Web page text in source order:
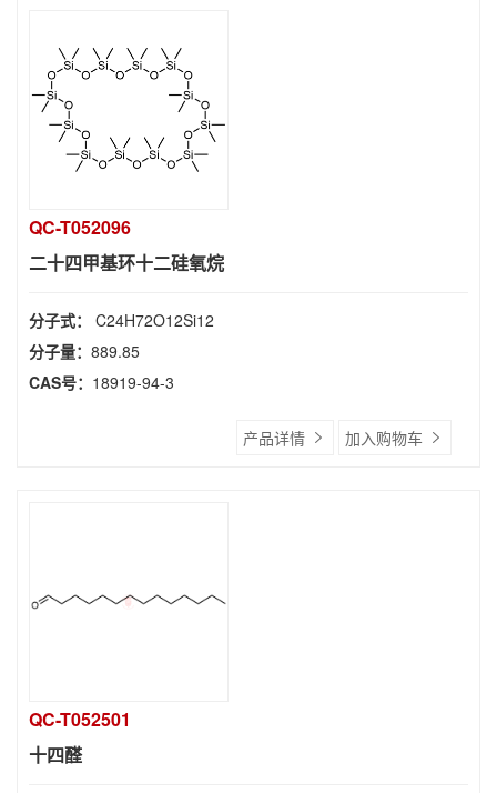
QC-T052096
二十四甲基环十二硅氧烷
分子式： C24H72O12Si12
分子量： 889.85
CAS号： 18919-94-3
产品详情 加入购物车
QC-T052501
十四醛